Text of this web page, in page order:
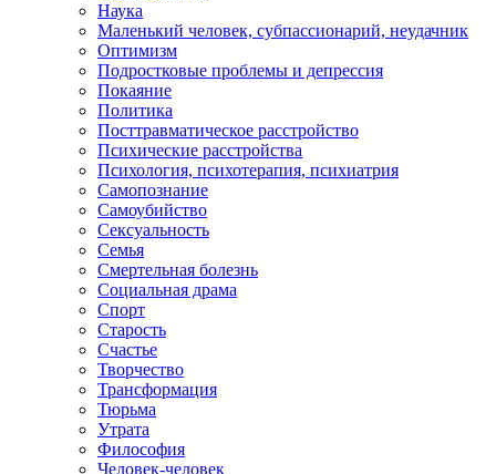
Наука
Маленький человек, субпассионарий, неудачник
Оптимизм
Подростковые проблемы и депрессия
Покаяние
Политика
Посттравматическое расстройство
Психические расстройства
Психология, психотерапия, психиатрия
Самопознание
Самоубийство
Сексуальность
Семья
Смертельная болезнь
Социальная драма
Спорт
Старость
Счастье
Творчество
Трансформация
Тюрьма
Утрата
Философия
Человек-человек